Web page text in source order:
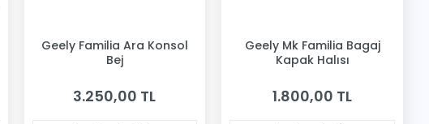
Geely Familia Ara Konsol
Bej
3.250,00 TL
Geely Mk Familia Bagaj
Kapak Halısı
1.800,00 TL